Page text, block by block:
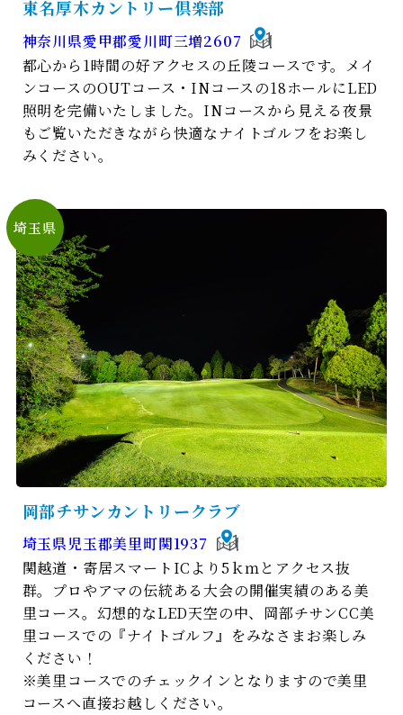
東名厚木カントリー倶楽部
神奈川県愛甲郡愛川町三増2607
都心から1時間の好アクセスの丘陵コースです。メイ
ンコースのOUTコース・INコースの18ホールにLED
照明を完備いたしました。INコースから見える夜景
もご覧いただきながら快適なナイトゴルフをお楽し
みください。
埼玉県
岡部チサンカントリークラブ
埼玉県児玉郡美里町関1937
関越道・寄居スマートICより5ｋｍとアクセス抜
群。プロやアマの伝統ある大会の開催実績のある美
里コース。幻想的なLED天空の中、岡部チサンCC美
里コースでの『ナイトゴルフ』をみなさまお楽しみ
ください！
※美里コースでのチェックインとなりますので美里
コースへ直接お越しください。